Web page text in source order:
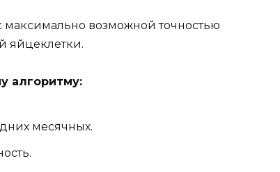
максимально возможной точностью
яйцеклетки.
алгоритму:
месячных.